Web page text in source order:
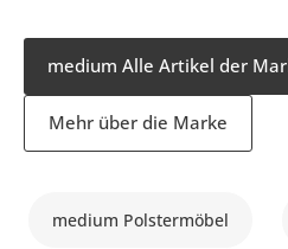
medium Alle Artikel der
Mehr über die Marke
medium Polstermöbel